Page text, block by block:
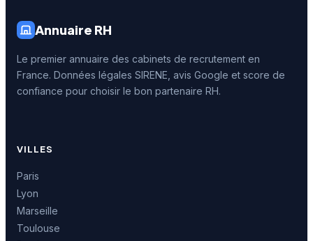
Annuaire RH
Le premier annuaire des cabinets de recrutement en
France. Données légales SIRENE, avis Google et score de
confiance pour choisir le bon partenaire RH.
VILLES
Paris
Lyon
Marseille
Toulouse